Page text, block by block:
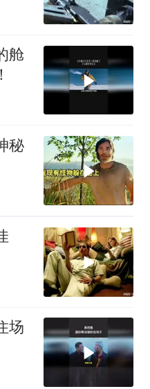
舱
秘
场